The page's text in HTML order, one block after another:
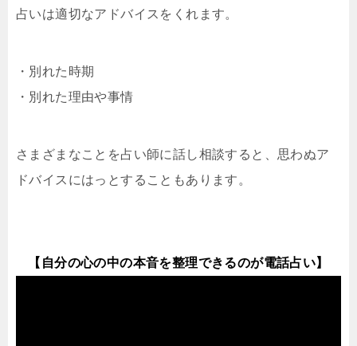
占いは適切なアドバイスをくれます。
・別れた時期
・別れた理由や事情
さまざまなことを占い師に話し相談すると、思わぬア
ドバイスにはっとすることもあります。
【自分の心の中の本音を整理できるのが電話占い】